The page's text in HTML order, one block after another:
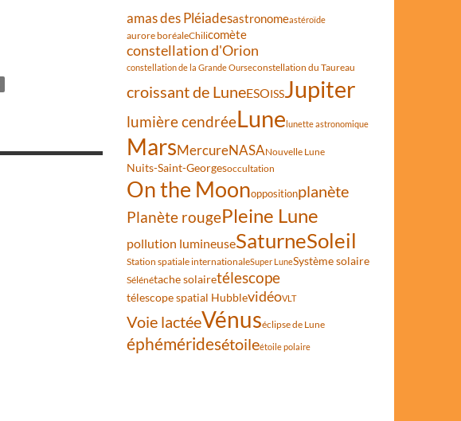
amas des Pléiadesastronomeastéroïde
aurore boréaleChilicomète
constellation d'Orion
constellation de la Grande Ourseconstellation du Taureau
croissant de LuneESOISSJupiter
lumière cendréeLunelunette astronomique
MarsMercureNASANouvelle Lune
Nuits-Saint-Georgesoccultation
On the Moonoppositionplanète
Planète rougePleine Lune
pollution lumineuseSaturneSoleil
Station spatiale internationaleSuper LuneSystème solaire
Sélénétache solairetélescope
télescope spatial HubblevidéoVLT
Voie lactéeVénuséclipse de Lune
éphéméridesétoileétoile polaire